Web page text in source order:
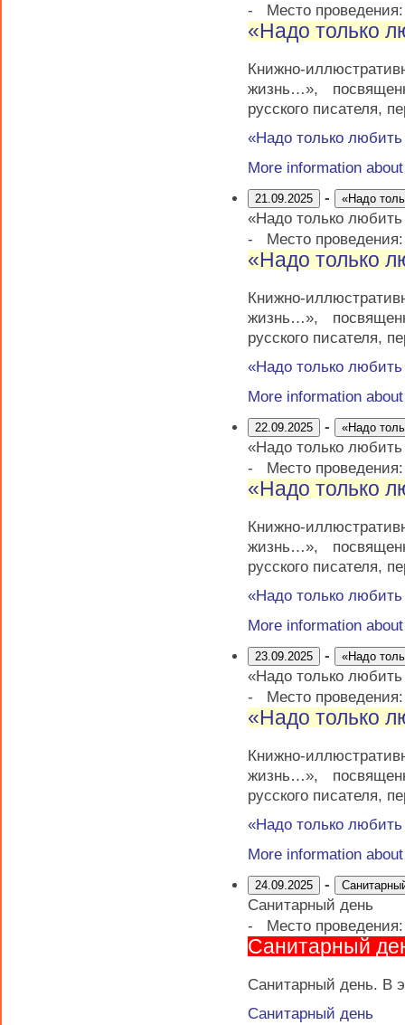
-
Место
«Надо только
Книжно-
жизнь…»,
русского писателя,
«Надо только
More information
21.09.2025 - «Надо
«Надо только
-
Место
«Надо только
Книжно-
жизнь…»,
русского писателя,
«Надо только
More information
22.09.2025 - «Надо
«Надо только
-
Место
«Надо только
Книжно-
жизнь…»,
русского писателя,
«Надо только
More information
23.09.2025 - «Надо
«Надо только
-
Место
«Надо только
Книжно-
жизнь…»,
русского писателя,
«Надо только
More information
24.09.2025 -
Санитарный день
-
Место
Санитарный
Санитарный день. В
Санитарный день